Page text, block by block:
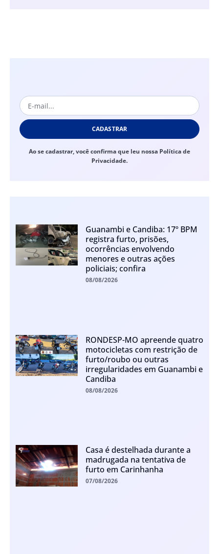
CADASTRAR
Ao se cadastrar, você confirma que leu nossa Política de
Privacidade.
Guanambi e Candiba: 17º BPM
registra furto, prisões,
ocorrências envolvendo
menores e outras ações
policiais; confira
08/08/2026
RONDESP-MO apreende quatro
motocicletas com restrição de
furto/roubo ou outras
irregularidades em Guanambi e
Candiba
08/08/2026
Casa é destelhada durante a
madrugada na tentativa de
furto em Carinhanha
07/08/2026